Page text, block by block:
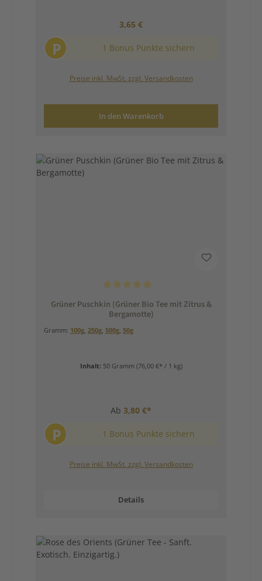
Regulärer Preis:
3,65 €
P 1 Bonus Punkte sichern
Preise inkl. MwSt. zzgl. Versandkosten
In den Warenkorb
Grüner Puschkin (Grüner Bio Tee mit Zitrus &
Bergamotte)
Gramm: 100g, 250g, 500g, 50g
Inhalt: 50 Gramm (76,00 €* / 1 kg)
Ab 3,80 €*
P 1 Bonus Punkte sichern
Preise inkl. MwSt. zzgl. Versandkosten
Details